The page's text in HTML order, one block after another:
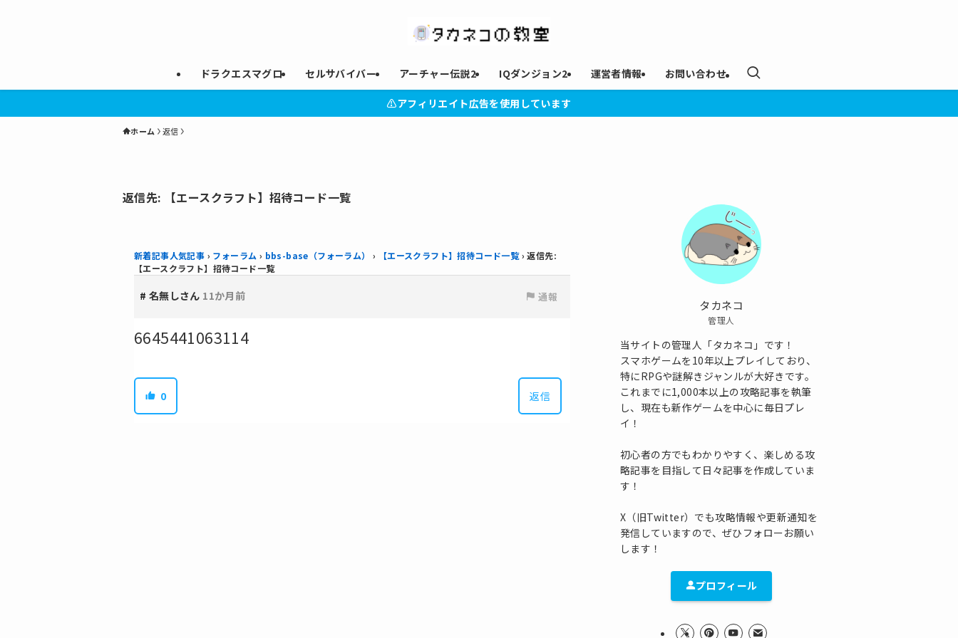
ドラクエスマグロ セルサバイバー アーチャー伝説2 IQダンジョン2 運営者情報 お問い合わせ
⚠︎アフィリエイト広告を使用しています
ホーム 返信
返信先: 【エースクラフト】招待コード一覧
新着記事人気記事 › フォーラム › bbs-base（フォーラム） › 【エースクラフト】招待コード一覧 › 返信先:
【エースクラフト】招待コード一覧
# 名無しさん 11か月前 通報
6645441063114
0 返信
タカネコ
管理人
当サイトの管理人「タカネコ」です！
スマホゲームを10年以上プレイしており、
特にRPGや謎解きジャンルが大好きです。
これまでに1,000本以上の攻略記事を執筆
し、現在も新作ゲームを中心に毎日プレ
イ！
初心者の方でもわかりやすく、楽しめる攻
略記事を目指して日々記事を作成していま
す！
X（旧Twitter）でも攻略情報や更新通知を
発信していますので、ぜひフォローお願い
します！
プロフィール